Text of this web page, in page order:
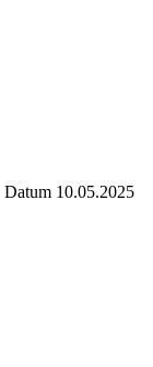
Datum 10.05.2025